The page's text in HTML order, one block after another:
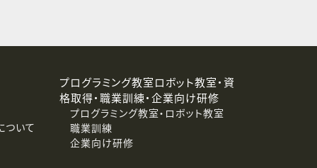
および第三者への提供停止）
ついて
プログラミング教室ロボット教室・資
格取得・職業訓練・企業向け研修
プログラミング教室・ロボット教室
職業訓練
企業向け研修